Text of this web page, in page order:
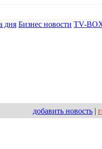
дня Бизнес новости TV-
добавить новость |